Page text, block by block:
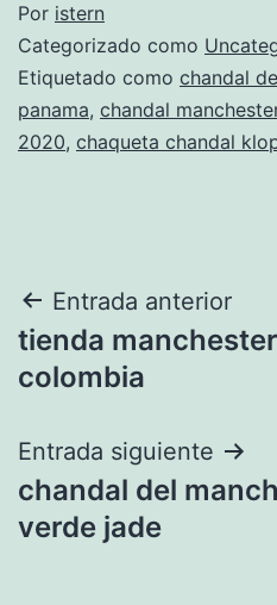
Por istern
Categorizado como
Etiquetado como chandal
panama, chandal
2020, chaqueta chandal
Navegación
de
Entrada anterior
tienda
colombia
Entrada siguiente
chandal del
verde jade